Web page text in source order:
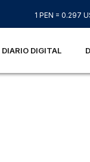
1 PEN = 0.297
DIARIO DIGITAL